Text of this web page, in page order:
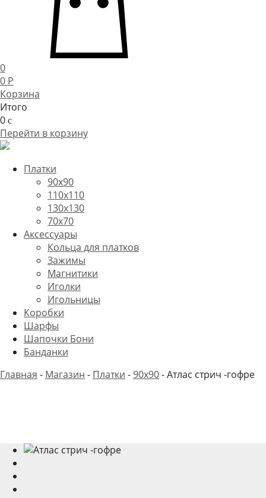
0
0 P
Корзина
Итого
0 c
Перейти в корзину
Платки
90x90
110x110
130x130
70х70
Аксессуары
Кольца для платков
Зажимы
Магнитики
Иголки
Игольницы
Коробки
Шарфы
Шапочки Бони
Банданки
Главная - Магазин - Платки - 90x90-Атлас стрич -гофре